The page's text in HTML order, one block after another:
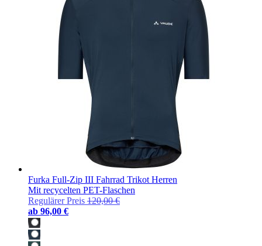
Furka Full-Zip III Fahrrad Trikot Herren
Mit recycelten PET-Flaschen
Regulärer Preis 120,00 €
ab 96,00 €